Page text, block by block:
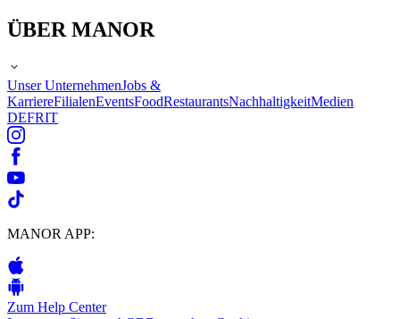
ÜBER MANOR
Unser UnternehmenJobs &
KarriereFilialenEventsFoodRestaurantsNachhaltigkeitMedien
DEFRIT
MANOR APP:
Zum Help Center